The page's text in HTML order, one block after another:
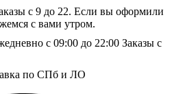
с 9 до 22. Если вы оформили
с вами утром.
с 09:00 до 22:00 Заказы с
по СПб и ЛО